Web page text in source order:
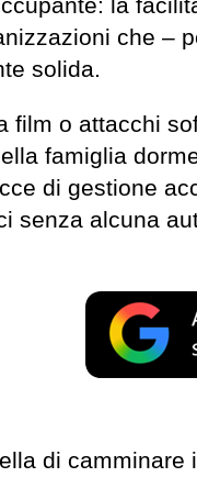
la
che –
solida.
film o attacchi
famiglia
di gestione
senza alcuna
di